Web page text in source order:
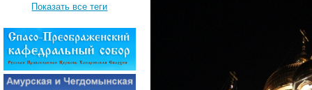
Показать все теги